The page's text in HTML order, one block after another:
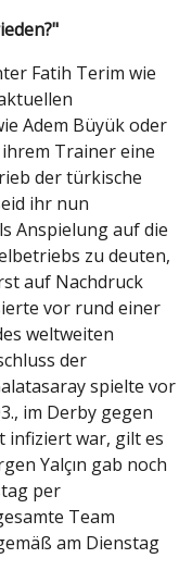
Fatih Terim wie
Adem Büyük oder
Trainer eine
der türkische
ihr nun
Anspielung auf die
zu deuten,
auf Nachdruck
vor rund einer
weltweiten
der
spielte vor
im Derby gegen
infiziert war, gilt es
Yalçın gab noch
per
Team
am Dienstag